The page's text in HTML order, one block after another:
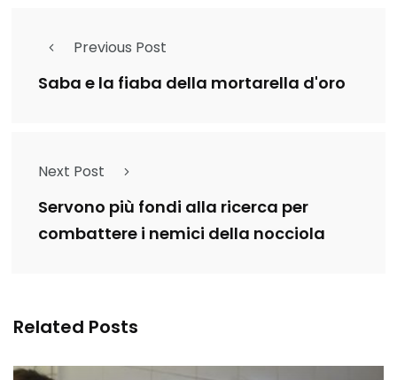
Previous Post
Saba e la fiaba della mortarella d'oro
Next Post
Servono più fondi alla ricerca per
combattere i nemici della nocciola
Related Posts